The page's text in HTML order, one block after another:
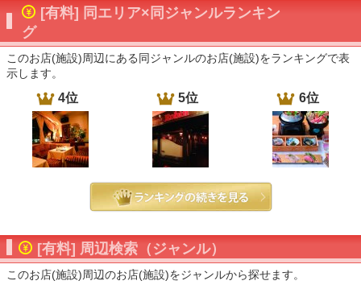
[有料] 同エリア×同ジャンルランキン
グ
このお店(施設)周辺にある同ジャンルのお店(施設)をランキングで表
示します。
4位 5位 6位
[有料] 周辺検索（ジャンル）
このお店(施設)周辺のお店(施設)をジャンルから探せます。